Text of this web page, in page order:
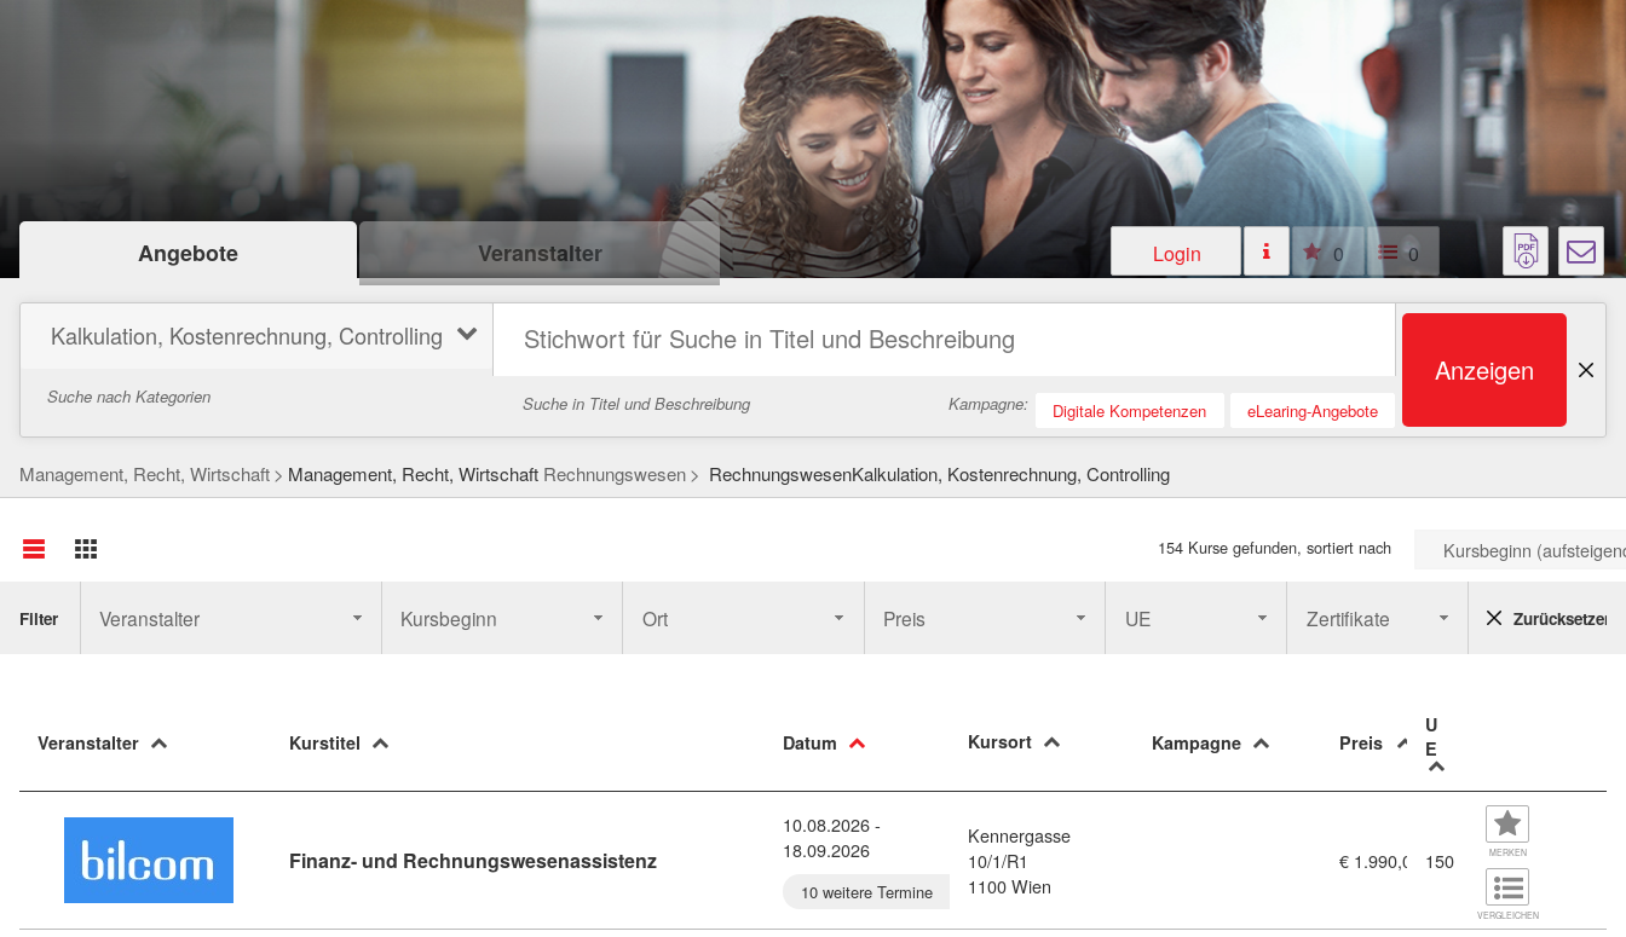
Login 0 0
Angebote Veranstalter
Kalkulation, Kostenrechnung, Controlling
Suche nach Kategorien Suche in Titel und Beschreibung Kampagne: Digitale Kompetenzen eLearing-Angebote
Anzeigen
Management, Recht, Wirtschaft Management, Recht, Wirtschaft Rechnungswesen RechnungswesenKalkulation, Kostenrechnung, Controlling
154 Kurse gefunden, sortiert nach Kursbeginn
Filter Veranstalter Kursbeginn Ort Preis UE Zertifikate Zurücksetzen
Veranstalter Kurstitel Datum Kursort Kampagne Preis
U
E
Finanz- und RechnungswesenassistenzKursdetail: Finanz- und Rechnungswesenassistenz (7356155)
10.08.2026 -
18.09.2026
10 weitere Termine
Kennergasse
10/1/R1
1100 Wien
€ 1.990,00 150 MERKEN
VERGLEICHEN